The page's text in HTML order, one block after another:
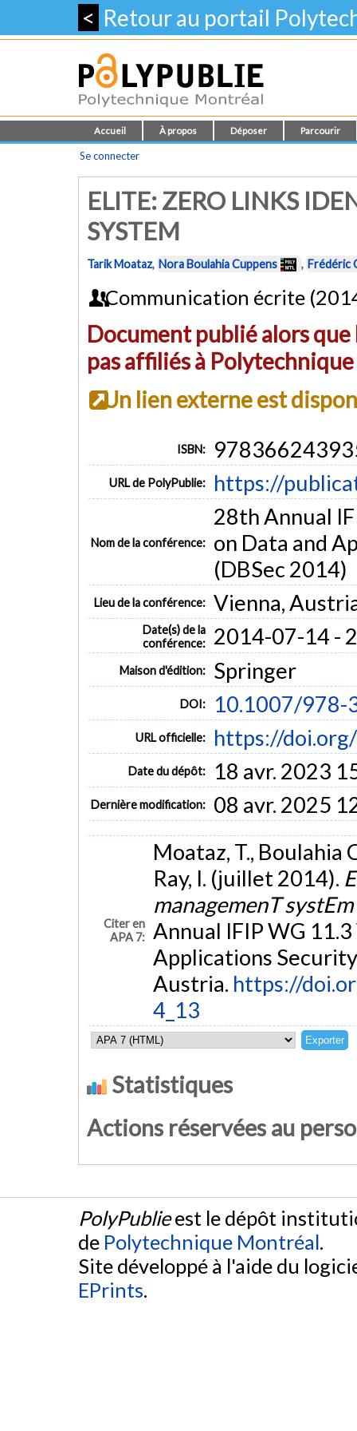
< Retour au portail
Accueil À propos Déposer Parcourir
Se connecter
ELITE: ZERO LINKS
SYSTEM
Tarik Moataz, Nora Boulahia Cuppens , Frédéric
Communication écrite
Document publié alors
pas affiliés à
Un lien externe est
ISBN:
URL de PolyPublie: https://
Nom de la conférence:
28th Annual
on Data and
(DBSec 2014)
Lieu de la conférence: Vienna,
Date(s) de la
conférence:
2014-07-14 -
Maison d'édition: Springer
DOI: 10.1007/978-
URL officielle: https://
Date du dépôt: 18 avr. 2023
Dernière modification: 08 avr. 2025
Citer en
APA 7:
Moataz, T., Boulahia
Ray, I. (juillet 2014).
managemenT systEm
Annual IFIP WG
Applications
Austria. https://
4_13
Statistiques
Actions réservées au
PolyPublieest le dépôt
de Polytechnique Montréal.
Site développé à l'aide du
EPrints.